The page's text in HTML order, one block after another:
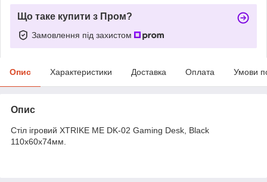
Що таке купити з Пром?
Замовлення під захистом
Опис Характеристики Доставка Оплата Умови
Опис
Стіл ігровий XTRIKE ME DK-02 Gaming Desk, Black
110x60x74мм.